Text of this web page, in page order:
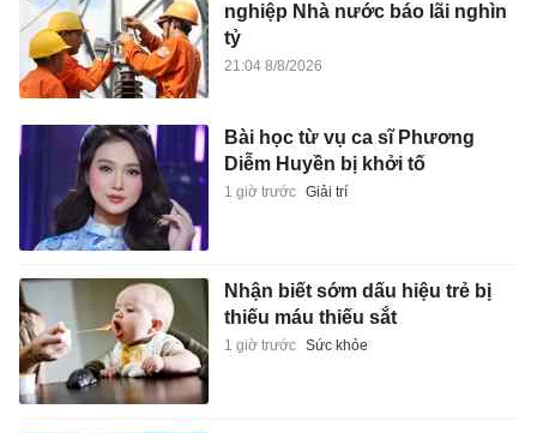
nghiệp Nhà nước báo lãi nghìn
tỷ
21:04 8/8/2026
Bài học từ vụ ca sĩ Phương
Diễm Huyền bị khởi tố
1 giờ trước Giải trí
Nhận biết sớm dấu hiệu trẻ bị
thiếu máu thiếu sắt
1 giờ trước Sức khỏe